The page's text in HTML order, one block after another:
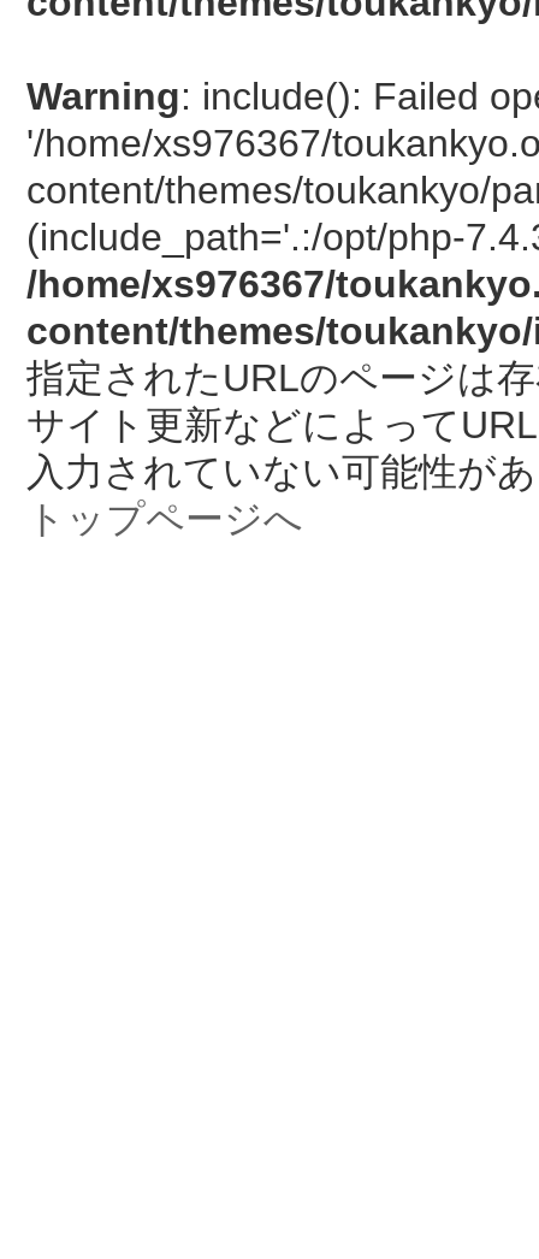
Warning: include(): Failed
'/home/xs976367/
content/themes/toukankyo/
(include_path='.:/opt/php-
/home/xs976367/
content/themes/
指定されたURLのページは
サイト更新などによって
入力されていない可能性が
トップページへ